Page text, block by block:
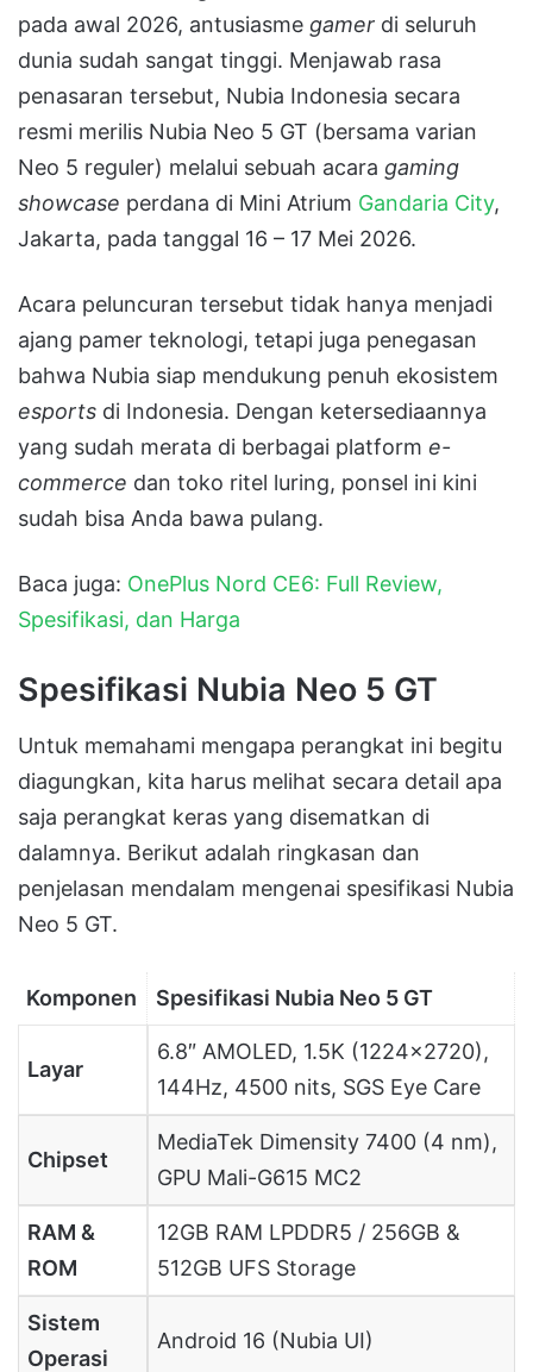
pada awal 2026, antusiasme gamer di seluruh
dunia sudah sangat tinggi. Menjawab rasa
penasaran tersebut, Nubia Indonesia secara
resmi merilis Nubia Neo 5 GT (bersama varian
Neo 5 reguler) melalui sebuah acara gaming
showcase perdana di Mini Atrium Gandaria City,
Jakarta, pada tanggal 16 – 17 Mei 2026.
Acara peluncuran tersebut tidak hanya menjadi
ajang pamer teknologi, tetapi juga penegasan
bahwa Nubia siap mendukung penuh ekosistem
esports di Indonesia. Dengan ketersediaannya
yang sudah merata di berbagai platform e-
commerce dan toko ritel luring, ponsel ini kini
sudah bisa Anda bawa pulang.
Baca juga: OnePlus Nord CE6: Full Review,
Spesifikasi, dan Harga
Spesifikasi Nubia Neo 5 GT
Untuk memahami mengapa perangkat ini begitu
diagungkan, kita harus melihat secara detail apa
saja perangkat keras yang disematkan di
dalamnya. Berikut adalah ringkasan dan
penjelasan mendalam mengenai spesifikasi Nubia
Neo 5 GT.
Komponen Spesifikasi Nubia Neo 5 GT
Layar
6.8″ AMOLED, 1.5K (1224×2720),
144Hz, 4500 nits, SGS Eye Care
Chipset
MediaTek Dimensity 7400 (4 nm),
GPU Mali-G615 MC2
RAM &
ROM
12GB RAM LPDDR5 / 256GB &
512GB UFS Storage
Sistem
Operasi
Android 16 (Nubia UI)